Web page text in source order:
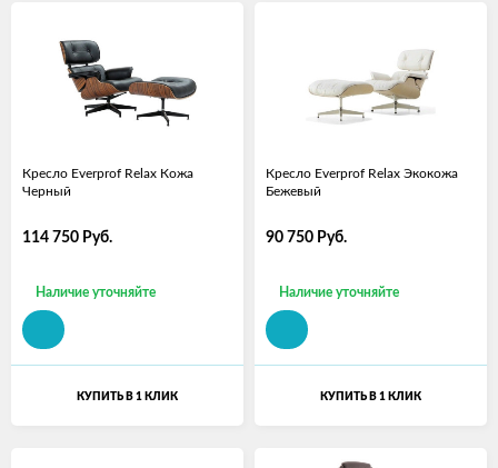
Кресло Everprof Relax Кожа
Черный
114 750 Руб.
Наличие уточняйте
КУПИТЬ В 1 КЛИК
Кресло Everprof Relax Экокожа
Бежевый
90 750 Руб.
Наличие уточняйте
КУПИТЬ В 1 КЛИК